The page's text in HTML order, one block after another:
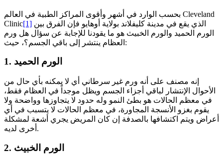
بحسب الوارد في أشهر وأقوى المراكز الطبية في العالم Cleveland
Clinic[1]
الورم الحميد والورم الخبيث هو ما يقودنا للإجابة عن سؤال هل ورم
العظام ينتشر إلى باقي الجسم؟، حيث:
إنه مصنف على أنه ورم غير سرطاني أي لا يمكنه بأي حال من
الأحوال الإنتشار لباقي أجزاء الجسم ويظل موجداً في العظام فقط،
في معظم الحالات هو بطئ النمو وله حدود لا يتجاوزها وواضحة ولا
يقوم بغزو الأنسجة المجاورة، في معظم الحالات لا يتسبب في أي
أعراض ويتم اكتشافها بالصدفة إن كان المريض يجري أشعة لمشكلة
أخرى لديه.
2. الورم الخبيث